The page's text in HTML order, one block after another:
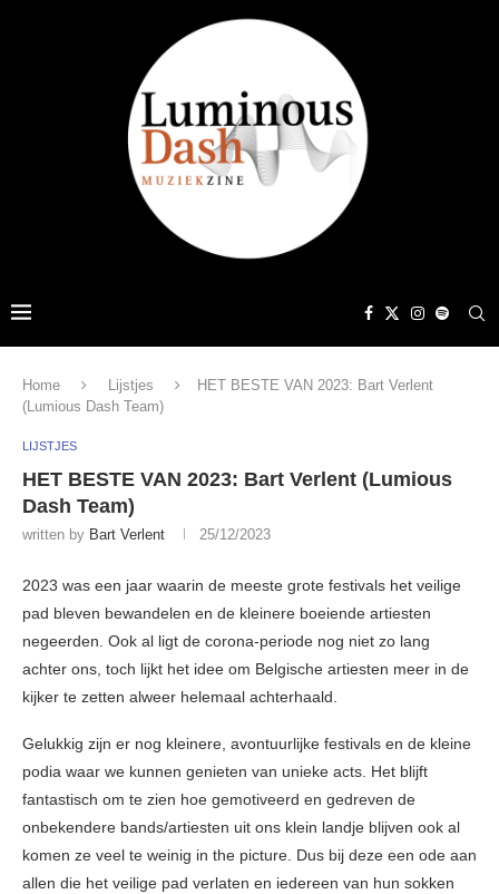
Home Lijstjes
HET BESTE VAN 2023: Bart Verlent
(Lumious Dash Team)
LIJSTJES
HET BESTE VAN 2023: Bart Verlent (Lumious
Dash Team)
written by Bart Verlent 25/12/2023
2023 was een jaar waarin de meeste grote festivals het veilige
pad bleven bewandelen en de kleinere boeiende artiesten
negeerden. Ook al ligt de corona-periode nog niet zo lang
achter ons, toch lijkt het idee om Belgische artiesten meer in de
kijker te zetten alweer helemaal achterhaald.
Gelukkig zijn er nog kleinere, avontuurlijke festivals en de kleine
podia waar we kunnen genieten van unieke acts. Het blijft
fantastisch om te zien hoe gemotiveerd en gedreven de
onbekendere bands/artiesten uit ons klein landje blijven ook al
komen ze veel te weinig in the picture. Dus bij deze een ode aan
allen die het veilige pad verlaten en iedereen van hun sokken